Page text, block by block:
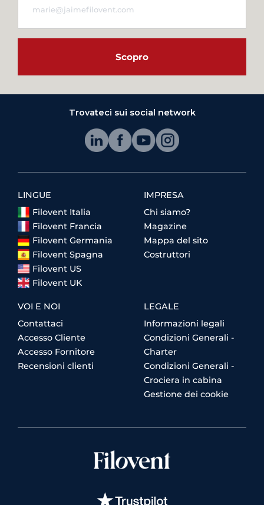
Scopro
Trovateci sui social network
LINGUE
Filovent Italia
Filovent Francia
Filovent Germania
Filovent Spagna
Filovent US
Filovent UK
IMPRESA
Chi siamo?
Magazine
Mappa del sito
Costruttori
VOI E NOI
Contattaci
Accesso Cliente
Accesso Fornitore
Recensioni clienti
LEGALE
Informazioni legali
Condizioni Generali -
Charter
Condizioni Generali -
Crociera in cabina
Gestione dei cookie